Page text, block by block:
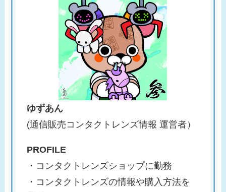
ゆずあん
(通信販売コンタクトレンズ情報 運営者）
PROFILE
・コンタクトレンズショップに勤務
・コンタクトレンズの情報や購入方法を